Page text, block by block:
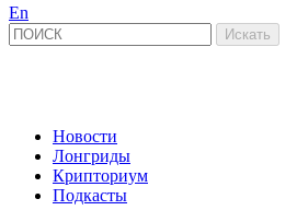
En
Новости
Лонгриды
Крипториум
Подкасты